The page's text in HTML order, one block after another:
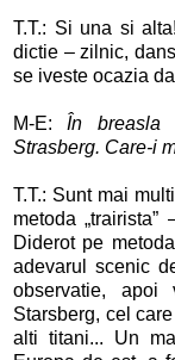
T.T.: Si una si
dictie – zilnic,
se iveste ocazia
M-E:În breasla
Strasberg. Care-i
T.T.: Sunt mai
metoda
Diderot pe
adevarul scenic
observatie,
Starsberg, cel
alti titani... Un